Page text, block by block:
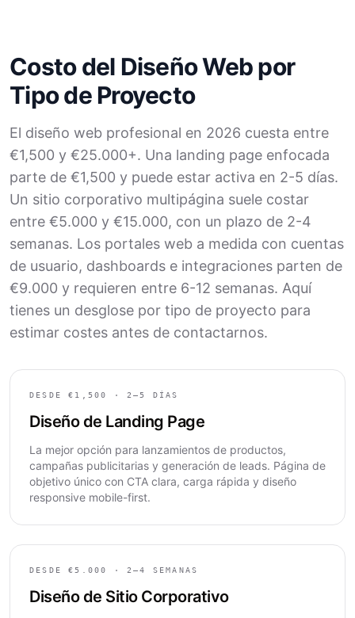
Costo del Diseño Web por
Tipo de Proyecto
El diseño web profesional en 2026 cuesta entre
€1,500 y €25.000+. Una landing page enfocada
parte de €1,500 y puede estar activa en 2-5 días.
Un sitio corporativo multipágina suele costar
entre €5.000 y €15.000, con un plazo de 2-4
semanas. Los portales web a medida con cuentas
de usuario, dashboards e integraciones parten de
€9.000 y requieren entre 6-12 semanas. Aquí
tienes un desglose por tipo de proyecto para
estimar costes antes de contactarnos.
DESDE €1,500 · 2–5 DÍAS
Diseño de Landing Page
La mejor opción para lanzamientos de productos,
campañas publicitarias y generación de leads. Página de
objetivo único con CTA clara, carga rápida y diseño
responsive mobile-first.
DESDE €5.000 · 2–4 SEMANAS
Diseño de Sitio Corporativo